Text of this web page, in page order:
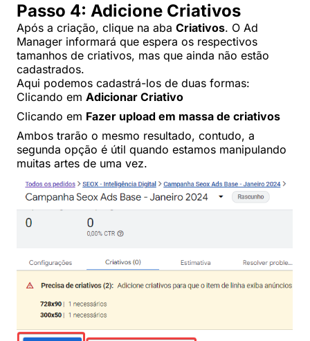
Passo 4: Adicione Criativos
Após a criação, clique na aba Criativos. O Ad
Manager informará que espera os respectivos
tamanhos de criativos, mas que ainda não estão
cadastrados.
Aqui podemos cadastrá-los de duas formas:
Clicando em Adicionar Criativo
Clicando em Fazer upload em massa de criativos
Ambos trarão o mesmo resultado, contudo, a
segunda opção é útil quando estamos manipulando
muitas artes de uma vez.